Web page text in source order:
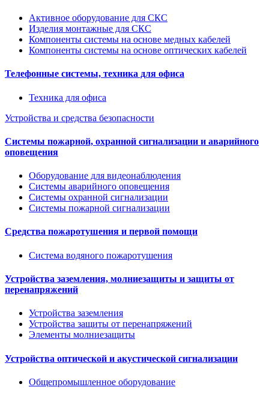
Активное оборудование для СКС
Изделия монтажные для СКС
Компоненты системы на основе медных кабелей
Компоненты системы на основе оптических кабелей
Телефонные системы, техника для офиса
Техника для офиса
Устройства и средства безопасности
Системы пожарной, охранной сигнализации и аварийного
оповещения
Оборудование для видеонаблюдения
Системы аварийного оповещения
Системы охранной сигнализации
Системы пожарной сигнализации
Средства пожаротушения и первой помощи
Система водяного пожаротушения
Устройства заземления, молниезащиты и защиты от
перенапряжений
Устройства заземления
Устройства защиты от перенапряжений
Элементы молниезащиты
Устройства оптической и акустической сигнализации
Общепромышленное оборудование